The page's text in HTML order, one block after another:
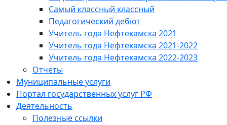
Самый классный классный
Педагогический дебют
Учитель года Нефтекамска 2021
Учитель года Нефтекамска 2021-2022
Учитель года Нефтекамска 2022-2023
Отчеты
Муниципальные услуги
Портал государственных услуг РФ
Деятельность
Полезные ссылки